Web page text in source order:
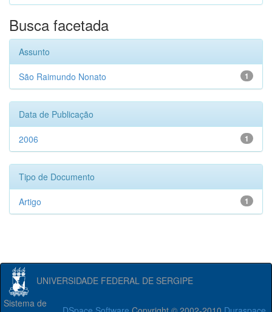
Busca facetada
Assunto
1
São Raimundo Nonato
Data de Publicação
1
2006
Tipo de Documento
1
Artigo
UNIVERSIDADE FEDERAL DE SERGIPE
Sistema de